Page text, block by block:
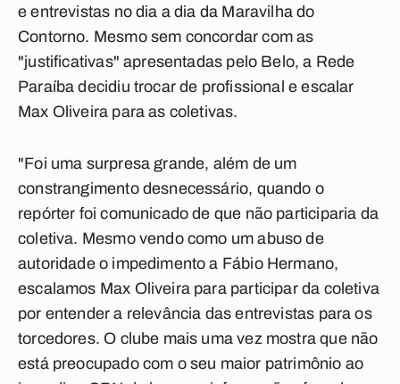
e entrevistas no dia a dia da Maravilha do
Contorno. Mesmo sem concordar com as
"justificativas" apresentadas pelo Belo, a Rede
Paraíba decidiu trocar de profissional e escalar
Max Oliveira para as coletivas.
"Foi uma surpresa grande, além de um
constrangimento desnecessário, quando o
repórter foi comunicado de que não participaria da
coletiva. Mesmo vendo como um abuso de
autoridade o impedimento a Fábio Hermano,
escalamos Max Oliveira para participar da coletiva
por entender a relevância das entrevistas para os
torcedores. O clube mais uma vez mostra que não
está preocupado com o seu maior patrimônio ao